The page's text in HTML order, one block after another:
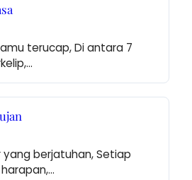
terucap, Di antara 7
yang berjatuhan, Setiap